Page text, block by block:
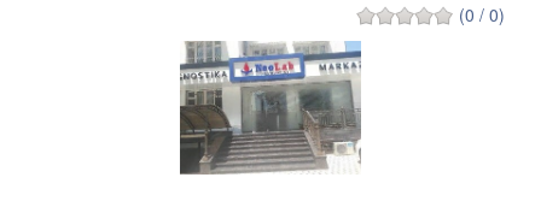
(0 / 0)